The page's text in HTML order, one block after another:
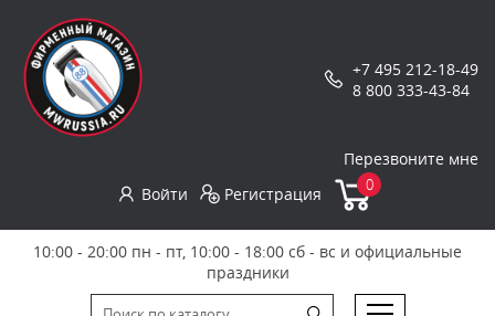
+7 495 212-18-49
8 800 333-43-84
Перезвоните мне
Войти
Регистрация 0
10:00 - 20:00 пн - пт, 10:00 - 18:00 сб - вс и официальные
праздники